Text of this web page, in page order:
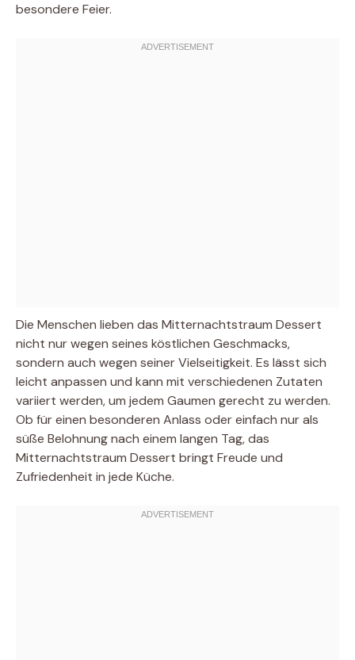
besondere Feier.
Die Menschen lieben das Mitternachtstraum Dessert
nicht nur wegen seines köstlichen Geschmacks,
sondern auch wegen seiner Vielseitigkeit. Es lässt sich
leicht anpassen und kann mit verschiedenen Zutaten
variiert werden, um jedem Gaumen gerecht zu werden.
Ob für einen besonderen Anlass oder einfach nur als
süße Belohnung nach einem langen Tag, das
Mitternachtstraum Dessert bringt Freude und
Zufriedenheit in jede Küche.